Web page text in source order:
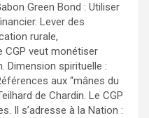
Green Bond : Utiliser
Lever des
rurale,
veut monétiser
Dimension spirituelle :
aux “mânes du
de Chardin. Le CGP
Il s’adresse à la Nation :